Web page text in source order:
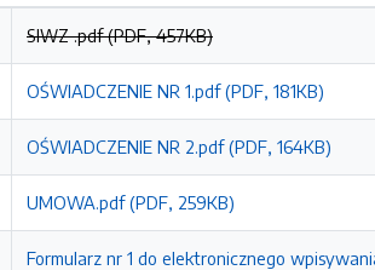
SIWZ .pdf (PDF, 457KB)
OŚWIADCZENIE NR 1.pdf (PDF, 181KB)
OŚWIADCZENIE NR 2.pdf (PDF, 164KB)
UMOWA.pdf (PDF, 259KB)
Formularz nr 1 do elektronicznego